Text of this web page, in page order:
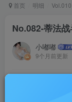
首页 明细
No.082-蒂法
小嘟嘟
9个月前更新